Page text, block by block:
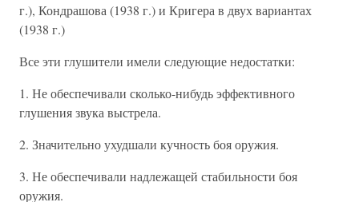
г.), Кондрашова (1938 г.) и Кригера в двух вариантах
(1938 г.)
Все эти глушители имели следующие недостатки:
1. Не обеспечивали сколько-нибудь эффективного
глушения звука выстрела.
2. Значительно ухудшали кучность боя оружия.
3. Не обеспечивали надлежащей стабильности боя
оружия.